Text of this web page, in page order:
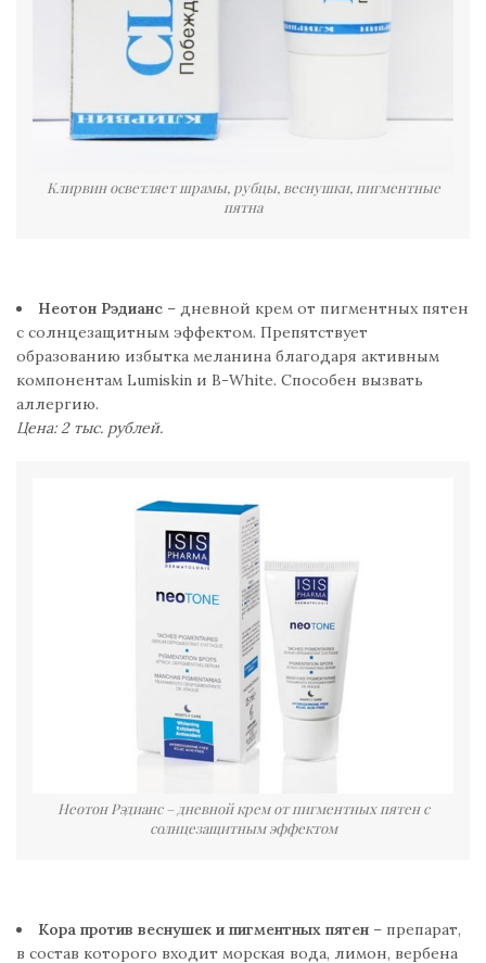
Клирвин осветляет шрамы, рубцы, веснушки, пигментные
пятна
Неотон Рэдианс – дневной крем от пигментных пятен
с солнцезащитным эффектом. Препятствует
образованию избытка меланина благодаря активным
компонентам Lumiskin и B-White. Способен вызвать
аллергию.
Цена: 2 тыс. рублей.
Неотон Рэдианс – дневной крем от пигментных пятен с
солнцезащитным эффектом
Кора против веснушек и пигментных пятен – препарат,
в состав которого входит морская вода, лимон, вербена